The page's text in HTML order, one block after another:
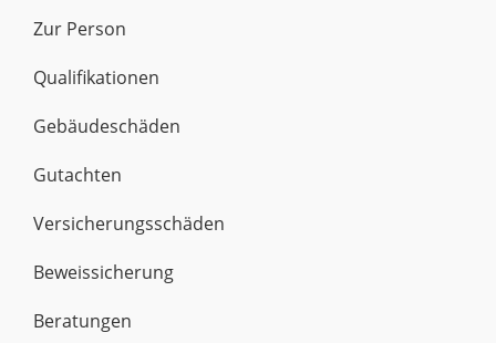
Zur Person
Qualifikationen
Gebäudeschäden
Gutachten
Versicherungsschäden
Beweissicherung
Beratungen